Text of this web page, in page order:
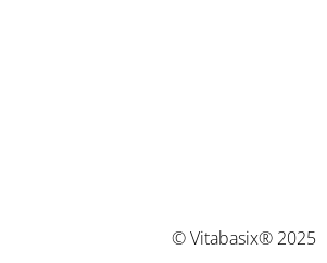
© Vitabasix® 2025